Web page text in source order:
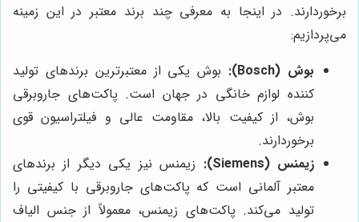
برخوردارند. در اینجا به معرفی چند برند معتبر در این زمینه
می‌پردازیم:
بوش (Bosch):
بوش یکی از معتبرترین برندهای تولید
کننده لوازم خانگی در جهان است. پاکت‌های جاروبرقی
بوش، از کیفیت بالا، مقاومت عالی و فیلتراسیون قوی
برخوردارند.
زیمنس (Siemens):
زیمنس نیز یکی دیگر از برندهای
معتبر آلمانی است که پاکت‌های جاروبرقی با کیفیتی را
تولید می‌کند. پاکت‌های زیمنس، معمولاً از جنس الیاف